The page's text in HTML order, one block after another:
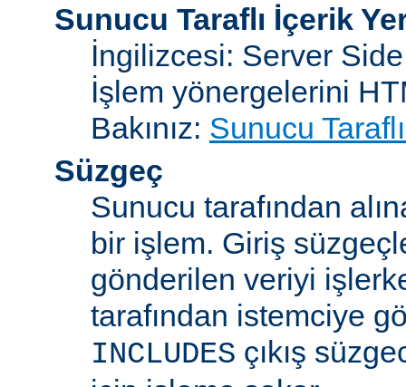
Sunucu Taraflı İçerik
İngilizcesi: Server
İşlem yönergelerini
Bakınız: Sunucu
Süzgeç
Sunucu tarafından
bir işlem. Giriş
gönderilen veriyi
tarafından istemciye
INCLUDES çıkış